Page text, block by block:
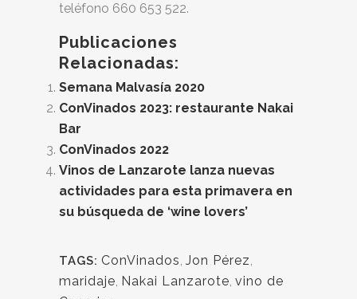
teléfono 660 653 522.
Publicaciones
Relacionadas:
Semana Malvasía 2020
ConVinados 2023: restaurante Nakai
Bar
ConVinados 2022
Vinos de Lanzarote lanza nuevas
actividades para esta primavera en
su búsqueda de ‘wine lovers’
TAGS: ConVinados, Jon Pérez,
maridaje, Nakai Lanzarote, vino de